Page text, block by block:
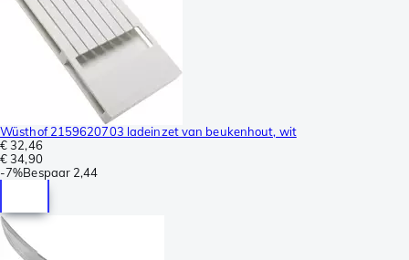
Wüsthof 2159620703 ladeinzet van beukenhout, wit
€ 32,46
€ 34,90
-7%Bespaar 2,44